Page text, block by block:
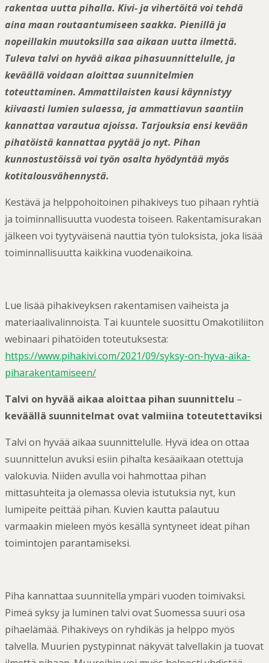
rakentaa uutta pihalla. Kivi- ja vihertöitä voi tehdä
aina maan routaantumiseen saakka. Pienillä ja
nopeillakin muutoksilla saa aikaan uutta ilmettä.
Tuleva talvi on hyvää aikaa pihasuunnittelulle, ja
keväällä voidaan aloittaa suunnitelmien
toteuttaminen.Ammattilaisten kausi käynnistyy
kiivaasti lumien sulaessa, ja ammattiavun saantiin
kannattaa varautua ajoissa. Tarjouksia ensi kevään
pihatöistä kannattaa pyytää jo nyt. Pihan
kunnostustöissä voi työn osalta hyödyntää myös
kotitalousvähennystä.
Kestävä ja helppohoitoinen pihakiveys tuo pihaan ryhtiä
ja toiminnallisuutta vuodesta toiseen. Rakentamisurakan
jälkeen voi tyytyväisenä nauttia työn tuloksista, joka lisää
toiminnallisuutta kaikkina vuodenaikoina.
Lue lisää pihakiveyksen rakentamisen vaiheista ja
materiaalivalinnoista. Tai kuuntele suosittu Omakotiliiton
webinaari pihatöiden toteutuksesta:
https://www.pihakivi.com/2021/09/syksy-on-hyva-aika-
piharakentamiseen/
Talvi on hyvää aikaa aloittaa pihan suunnittelu –
keväällä suunnitelmat ovat valmiina toteutettaviksi
Talvi on hyvää aikaa suunnittelulle. Hyvä idea on ottaa
suunnittelun avuksi esiin pihalta kesäaikaan otettuja
valokuvia. Niiden avulla voi hahmottaa pihan
mittasuhteita ja olemassa olevia istutuksia nyt, kun
lumipeite peittää pihan. Kuvien kautta palautuu
varmaakin mieleen myös kesällä syntyneet ideat pihan
toimintojen parantamiseksi.
Piha kannattaa suunnitella ympäri vuoden toimivaksi.
Pimeä syksy ja luminen talvi ovat Suomessa suuri osa
pihaelämää. Pihakiveys on ryhdikäs ja helppo myös
talvella. Muurien pystypinnat näkyvät talvellakin ja tuovat